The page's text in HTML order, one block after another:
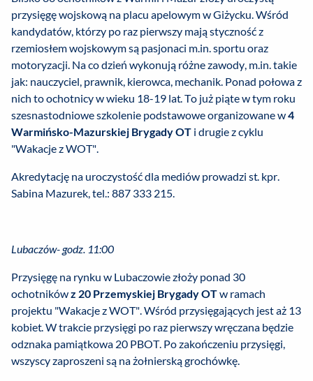
przysięgę wojskową na placu apelowym w Giżycku. Wśród
kandydatów, którzy po raz pierwszy mają styczność z
rzemiosłem wojskowym są pasjonaci m.in. sportu oraz
motoryzacji. Na co dzień wykonują różne zawody, m.in. takie
jak: nauczyciel, prawnik, kierowca, mechanik. Ponad połowa z
nich to ochotnicy w wieku 18-19 lat. To już piąte w tym roku
szesnastodniowe szkolenie podstawowe organizowane w4
Warmińsko-Mazurskiej Brygady OT i drugie z cyklu
"Wakacje z WOT".
Akredytację na uroczystość dla mediów prowadzi st. kpr.
Sabina Mazurek, tel.: 887 333 215.
Lubaczów- godz. 11:00
Przysięgę na rynku w Lubaczowie złoży ponad 30
ochotnikówz 20 Przemyskiej Brygady OTw ramach
projektu "Wakacje z WOT". Wśród przysięgających jest aż 13
kobiet. W trakcie przysięgi po raz pierwszy wręczana będzie
odznaka pamiątkowa 20 PBOT. Po zakończeniu przysięgi,
wszyscy zaproszeni są na żołnierską grochówkę.